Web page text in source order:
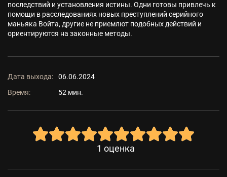
последствий и установления истины. Одни готовы привлечь к
помощи в расследованиях новых преступлений серийного
маньяка Войта, другие не приемлют подобных действий и
ориентируются на законные методы.
Дата выхода:
06.06.2024
Время:
52 мин.
1 оценка